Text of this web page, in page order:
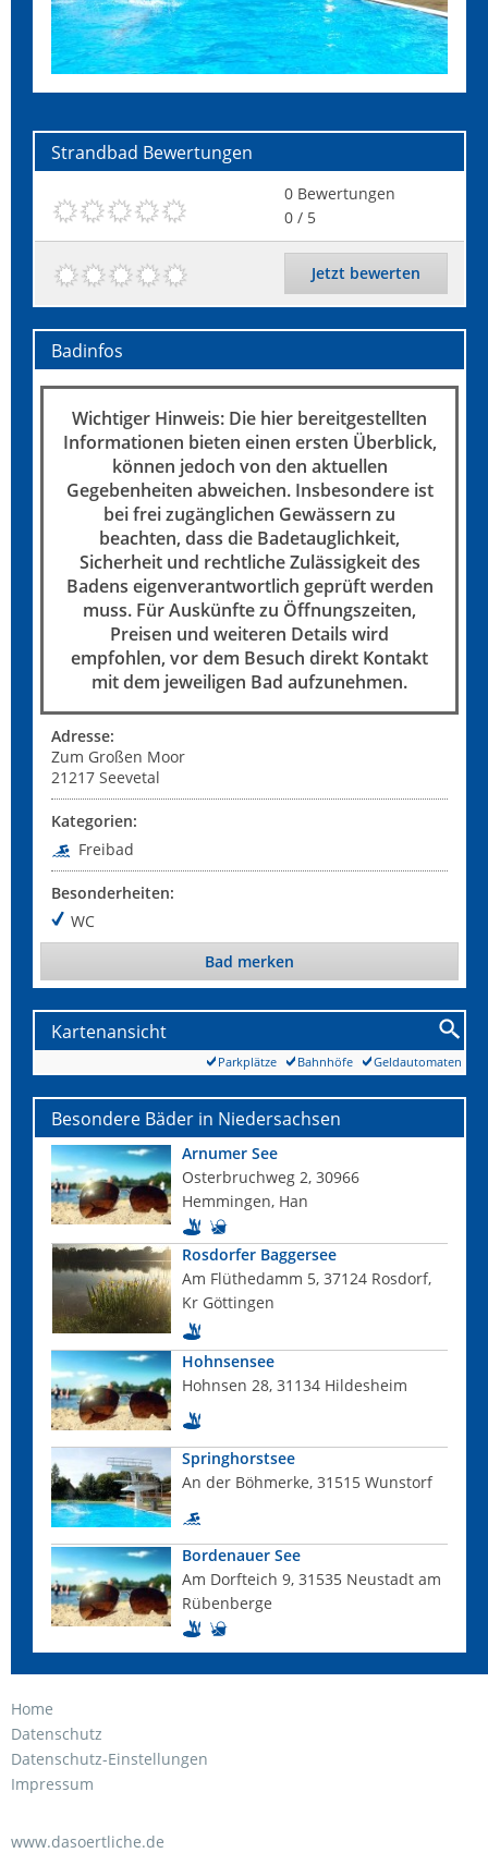
Strandbad Bewertungen
0 Bewertungen
0 / 5
Jetzt bewerten
Badinfos
Wichtiger Hinweis: Die hier bereitgestellten
Informationen bieten einen ersten Überblick,
können jedoch von den aktuellen
Gegebenheiten abweichen. Insbesondere ist
bei frei zugänglichen Gewässern zu
beachten, dass die Badetauglichkeit,
Sicherheit und rechtliche Zulässigkeit des
Badens eigenverantwortlich geprüft werden
muss. Für Auskünfte zu Öffnungszeiten,
Preisen und weiteren Details wird
empfohlen, vor dem Besuch direkt Kontakt
mit dem jeweiligen Bad aufzunehmen.
Adresse:
Zum Großen Moor
21217 Seevetal
Kategorien:
Freibad
Besonderheiten:
WC
Bad merken
Kartenansicht
Geldautomaten
Bahnhöfe
Parkplätze
Besondere Bäder in Niedersachsen
Arnumer See
Osterbruchweg 2, 30966
Hemmingen, Han
Rosdorfer Baggersee
Am Flüthedamm 5, 37124 Rosdorf,
Kr Göttingen
Hohnsensee
Hohnsen 28, 31134 Hildesheim
Springhorstsee
An der Böhmerke, 31515 Wunstorf
Bordenauer See
Am Dorfteich 9, 31535 Neustadt am
Rübenberge
Home
Datenschutz
Datenschutz-Einstellungen
Impressum
www.dasoertliche.de